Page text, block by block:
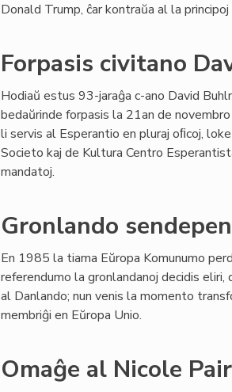
Donald Trump, ĉar kontraŭa al la principoj
Forpasis civitano
Hodiaŭ estus 93-jaraĝa c-ano David
bedaŭrinde forpasis la 21an de
li servis al Esperantio en pluraj oﬁcoj,
Societo kaj de Kultura Centro
mandatoj.
Gronlando
En 1985 la tiama Eŭropa Komunumo
referendumo la gronlandanoj decidis
al Danlando; nun venis la momento
membriĝi en Eŭropa Unio.
Omaĝe al Nicole